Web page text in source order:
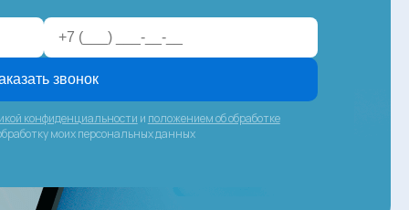
звонок
конфиденциальности и положением об обработке
моих персональных данных